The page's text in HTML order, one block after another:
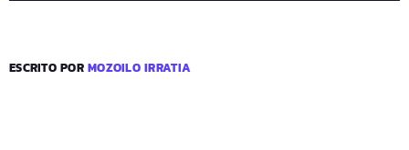
ESCRITO PORMOZOILO IRRATIA